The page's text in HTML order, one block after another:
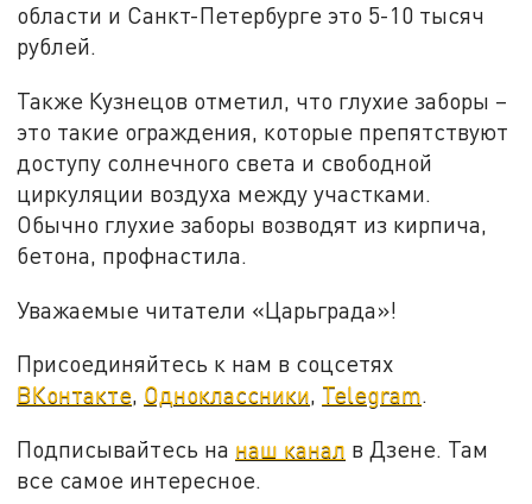
области и Санкт-Петербурге это 5-10 тысяч
рублей.
Также Кузнецов отметил, что глухие заборы –
это такие ограждения, которые препятствуют
доступу солнечного света и свободной
циркуляции воздуха между участками.
Обычно глухие заборы возводят из кирпича,
бетона, профнастила.
Уважаемые читатели «Царьграда»!
Присоединяйтесь к нам в соцсетях
ВКонтакте, Одноклассники, Telegram.
Подписывайтесь на наш канал в Дзене. Там
все самое интересное.